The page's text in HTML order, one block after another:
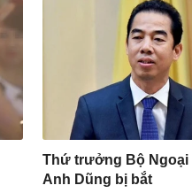
Thứ trưởng Bộ Ngoại
Anh Dũng bị bắt